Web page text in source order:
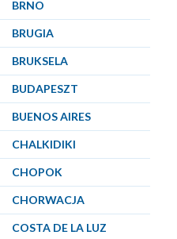
BRNO
BRUGIA
BRUKSELA
BUDAPESZT
BUENOS AIRES
CHALKIDIKI
CHOPOK
CHORWACJA
COSTA DE LA LUZ